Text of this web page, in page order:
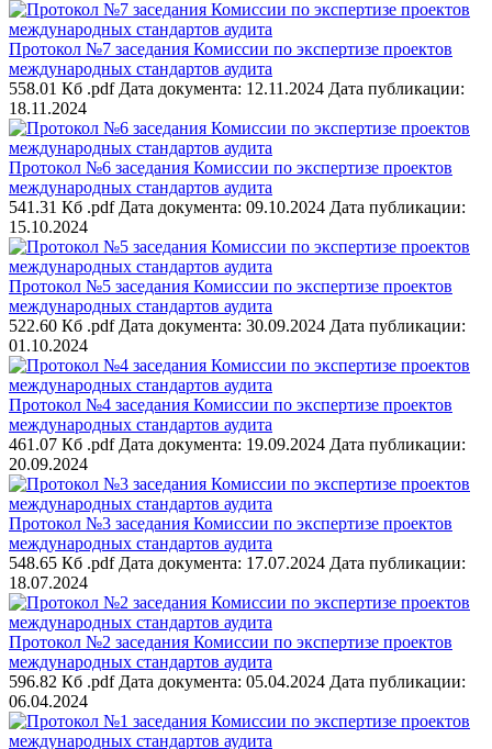
Протокол №7 заседания Комиссии по экспертизе проектов
международных стандартов аудита
558.01 Кб .pdf Дата документа: 12.11.2024 Дата публикации:
18.11.2024
Протокол №6 заседания Комиссии по экспертизе проектов
международных стандартов аудита
541.31 Кб .pdf Дата документа: 09.10.2024 Дата публикации:
15.10.2024
Протокол №5 заседания Комиссии по экспертизе проектов
международных стандартов аудита
522.60 Кб .pdf Дата документа: 30.09.2024 Дата публикации:
01.10.2024
Протокол №4 заседания Комиссии по экспертизе проектов
международных стандартов аудита
461.07 Кб .pdf Дата документа: 19.09.2024 Дата публикации:
20.09.2024
Протокол №3 заседания Комиссии по экспертизе проектов
международных стандартов аудита
548.65 Кб .pdf Дата документа: 17.07.2024 Дата публикации:
18.07.2024
Протокол №2 заседания Комиссии по экспертизе проектов
международных стандартов аудита
596.82 Кб .pdf Дата документа: 05.04.2024 Дата публикации:
06.04.2024